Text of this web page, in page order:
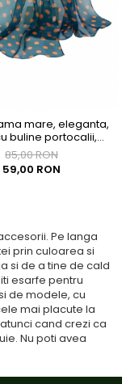
mare, eleganta,
buline portocalii,
Albastra
85,00 RON
59,00 RON
Pe langa
prin culoarea si
si de a tine de cald
esarfe pentru
de modele, cu
mai placute la
cand crezi ca
Nu poti avea